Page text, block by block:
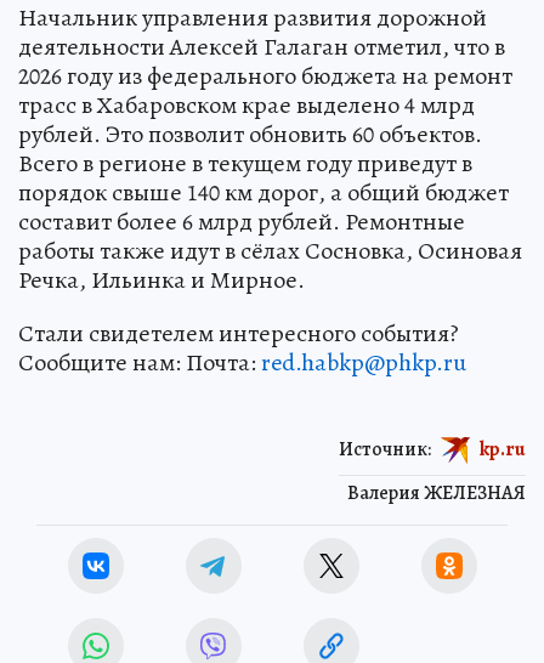
Начальник управления развития дорожной
деятельности Алексей Галаган отметил, что в
2026 году из федерального бюджета на ремонт
трасс в Хабаровском крае выделено 4 млрд
рублей. Это позволит обновить 60 объектов.
Всего в регионе в текущем году приведут в
порядок свыше 140 км дорог, а общий бюджет
составит более 6 млрд рублей. Ремонтные
работы также идут в сёлах Сосновка, Осиновая
Речка, Ильинка и Мирное.
Стали свидетелем интересного события?
Сообщите нам: Почта:red.habkp@phkp.ru
Валерия ЖЕЛЕЗНАЯ
Источник: kp.ru